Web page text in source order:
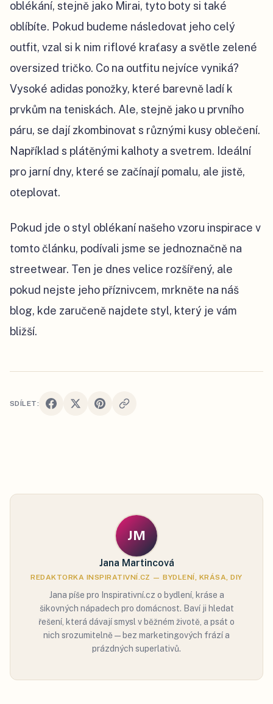
oblékání, stejně jako Mirai, tyto boty si také
oblíbíte. Pokud budeme následovat jeho celý
outfit, vzal si k nim riflové kraťasy a světle zelené
oversized tričko. Co na outfitu nejvíce vyniká?
Vysoké adidas ponožky, které barevně ladí k
prvkům na teniskách. Ale, stejně jako u prvního
páru, se dají zkombinovat s různými kusy oblečení.
Například s plátěnými kalhoty a svetrem. Ideální
pro jarní dny, které se začínají pomalu, ale jistě,
oteplovat.
Pokud jde o styl oblékaní našeho vzoru inspirace v
tomto článku, podívali jsme se jednoznačně na
streetwear. Ten je dnes velice rozšířený, ale
pokud nejste jeho příznivcem, mrkněte na náš
blog, kde zaručeně najdete styl, který je vám
bližší.
SDÍLET:
JM
Jana Martincová
REDAKTORKA INSPIRATIVNÍ.CZ — BYDLENÍ, KRÁSA, DIY
Jana píše pro Inspirativní.cz o bydlení, kráse a
šikovných nápadech pro domácnost. Baví ji hledat
řešení, která dávají smysl v běžném životě, a psát o
nich srozumitelně — bez marketingových frází a
prázdných superlativů.